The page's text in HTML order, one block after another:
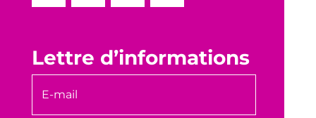
Lettre d’informations